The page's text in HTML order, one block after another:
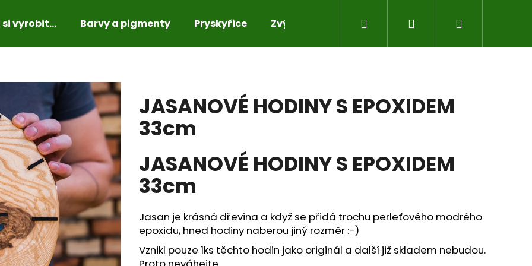
si vyrobit... Barvy a pigmenty Pryskyřice Zvýhodněné sady pro práci s pryskyřicí
Přihlášení
JASANOVÉ HODINY S EPOXIDEM
33cm
JASANOVÉ HODINY S EPOXIDEM
33cm
Jasan je krásná dřevina a když se přidá trochu perleťového modrého
epoxidu, hned hodiny naberou jiný rozměr :-)
Vznikl pouze 1ks těchto hodin jako originál a další již skladem nebudou.
HLEDAT
Doporučujeme